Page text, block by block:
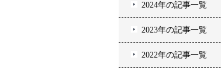
2024年の記事一覧
2023年の記事一覧
2022年の記事一覧